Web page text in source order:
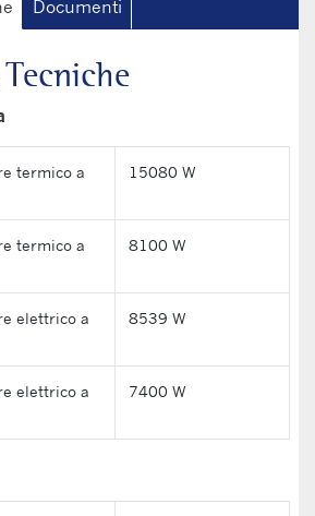
Documenti
termico a
15080 W
termico a
8100 W
elettrico a
8539 W
elettrico a
7400 W